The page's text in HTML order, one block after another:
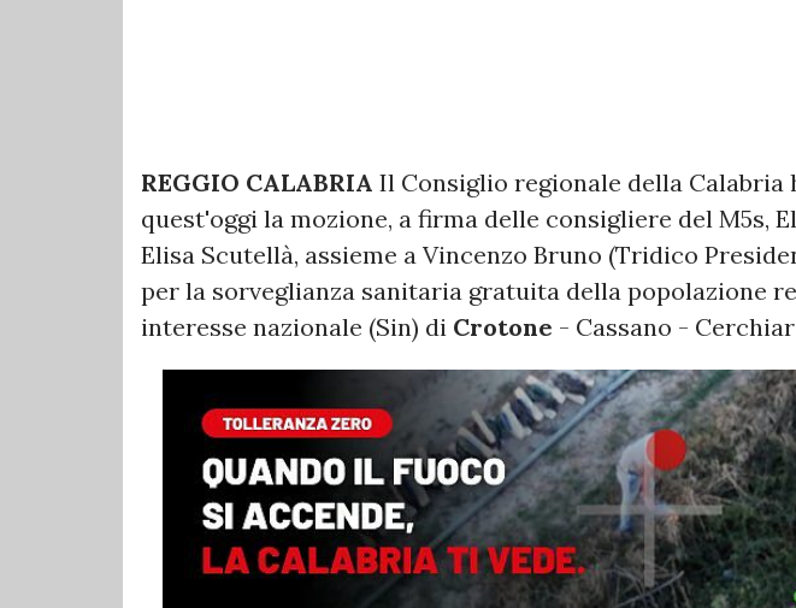
REGGIO CALABRIA Il Consiglio regionale della Calabria
quest'oggi la mozione, a firma delle consigliere del M5s,
Elisa Scutellà, assieme a Vincenzo Bruno (Tridico
per la sorveglianza sanitaria gratuita della popolazione
interesse nazionale (Sin) di Crotone - Cassano -